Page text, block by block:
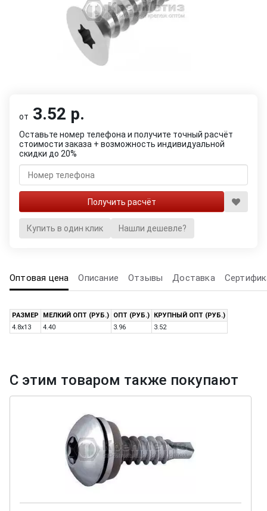
от 3.52 р.
Оставьте номер телефона и получите точный расчёт
стоимости заказа + возможность индивидуальной
скидки до 20%
Купить в один клик Нашли дешевле?
Оптовая цена Описание Отзывы Доставка
РАЗМЕР МЕЛКИЙ ОПТ (РУБ.) ОПТ (РУБ.)
КРУПНЫЙ ОПТ (РУБ.)
4.8x13
4.40 3.96 3.52
С этим товаром также покупают